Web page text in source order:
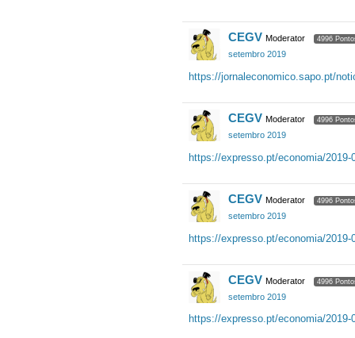
CEGV Moderator 4996
setembro 2019
https://jornaleconomico.sapo.pt/
CEGV Moderator 4996
setembro 2019
https://expresso.pt/economia/
CEGV Moderator 4996
setembro 2019
https://expresso.pt/economia/2019-
CEGV Moderator 4996
setembro 2019
https://expresso.pt/economia/